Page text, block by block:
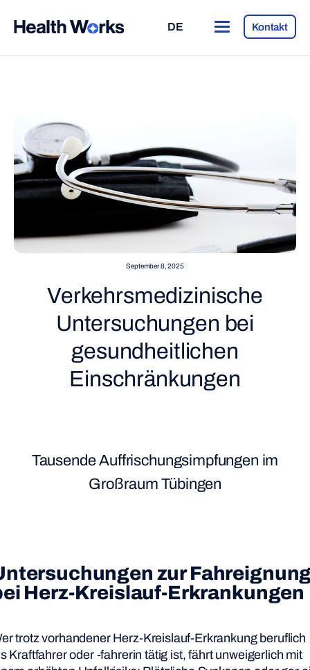
DE Kontakt
September 8, 2025
Verkehrsmedizinische
Untersuchungen bei
gesundheitlichen
Einschränkungen
Tausende Auffrischungsimpfungen im
Großraum Tübingen
zur
Herz-Kreislauf-Erkrankungen
trotz vorhandener Herz-Kreislauf-Erkrankung beruflich
Kraftfahrer oder -fahrerin tätig ist, fährt unweigerlich mit